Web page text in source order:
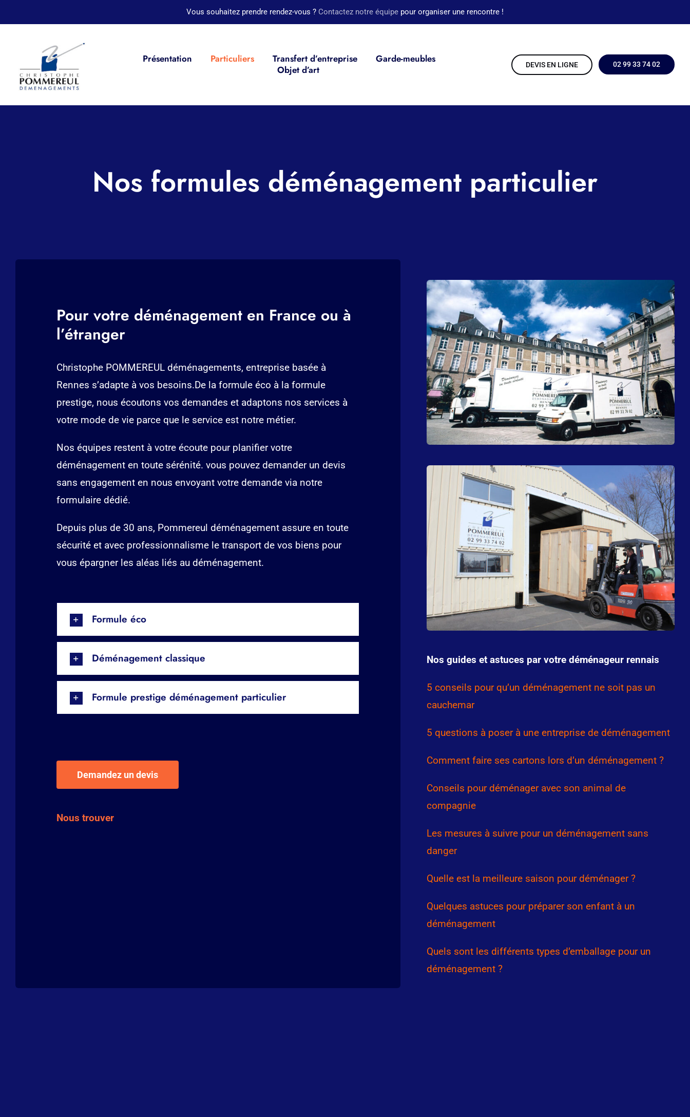
au
Vous souhaitez prendre rendez-vous ? Contactez notre équipe pour organiser une rencontre !
Présentation Particuliers Transfert d’entreprise
Garde-meubles
Objet d’art
DEVIS EN LIGNE 02 99 33 74 02
Nos formules déménagement particulier
Pour votre déménagement en France ou à
l’étranger
Christophe POMMEREUL déménagements, entreprise basée à
Rennes s’adapte à vos besoins.De la formule éco à la formule
prestige, nous écoutons vos demandes et adaptons nos services à
votre mode de vie parce que le service est notre métier.
Nos équipes restent à votre écoute pour planifier votre
déménagement en toute sérénité. vous pouvez demander un devis
sans engagement en nous envoyant votre demande via notre
formulaire dédié.
Depuis plus de 30 ans, Pommereul déménagement assure en toute
sécurité et avec professionnalisme le transport de vos biens pour
vous épargner les aléas liés au déménagement.
Formule éco
Déménagement classique
Formule prestige déménagement particulier
Demandez un devis
Nous trouver
Nos guides et astuces par votre déménageur rennais
5 conseils pour qu’un déménagement ne soit pas un
cauchemar
5 questions à poser à une entreprise de déménagement
Comment faire ses cartons lors d’un déménagement ?
Conseils pour déménager avec son animal de
compagnie
Les mesures à suivre pour un déménagement sans
danger
Quelle est la meilleure saison pour déménager ?
Quelques astuces pour préparer son enfant à un
déménagement
Quels sont les différents types d’emballage pour un
déménagement ?